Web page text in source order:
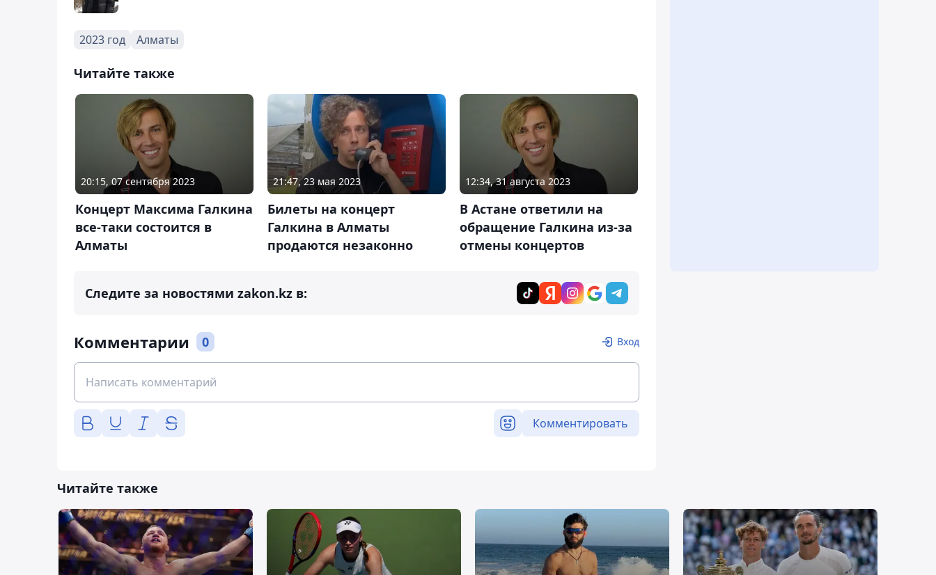
2023 год Алматы
Читайте также
20:15, 07 сентября 2023
Концерт Максима Галкина
все-таки состоится в
Алматы
21:47, 23 мая 2023
Билеты на концерт
Галкина в Алматы
продаются незаконно
12:34, 31 августа 2023
В Астане ответили на
обращение Галкина из-за
отмены концертов
Следите за новостями zakon.kz в:
Комментарии 0 Вход
Комментировать
Читайте также